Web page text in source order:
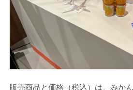
販売商品と価格（税込）は、みか